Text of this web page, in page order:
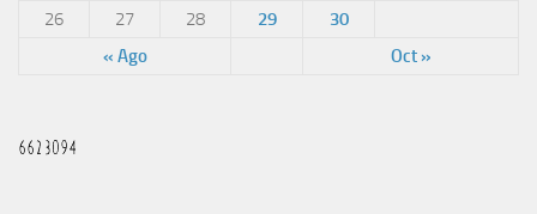
« Ago Oct »
26
27 28 29 30